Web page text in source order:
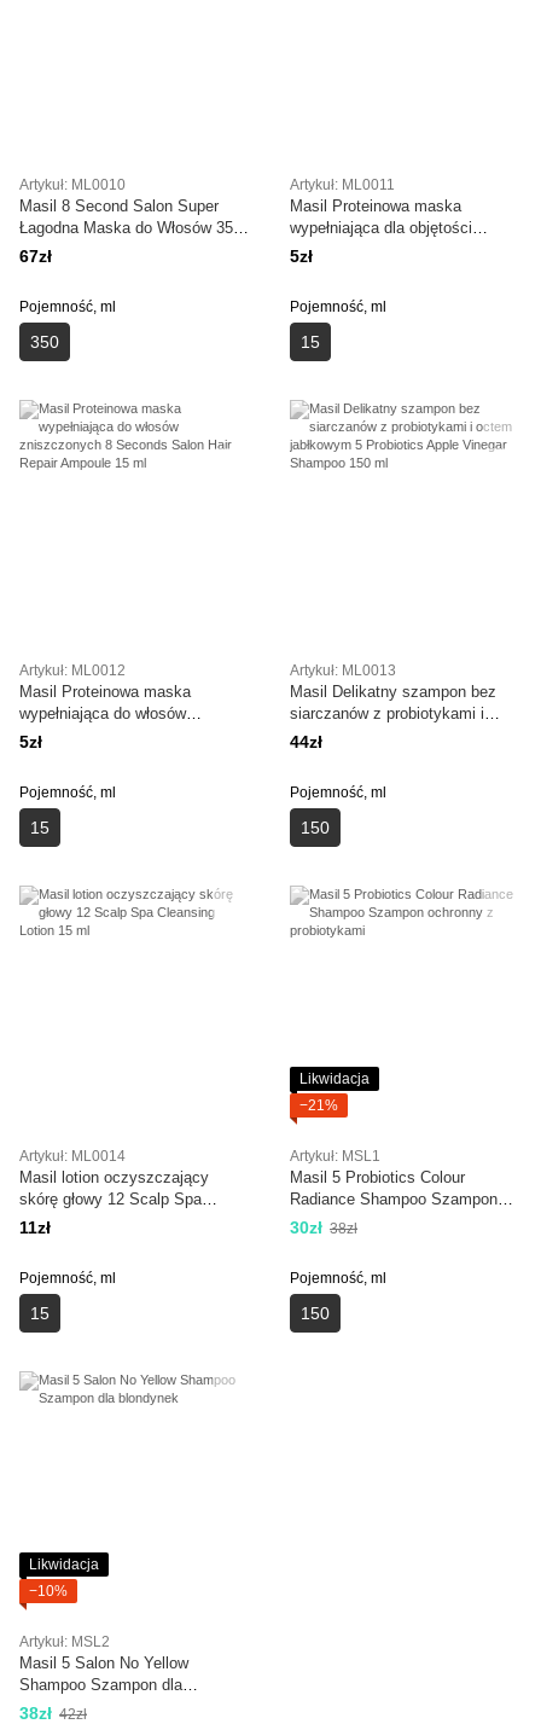
Artykuł: ML0010
Masil 8 Second Salon Super
Łagodna Maska do Włosów 350
ml
67zł
Pojemność, ml
350
Artykuł: ML0011
Masil Proteinowa maska
wypełniająca dla objętości
włosów 8 Seconds Salon Hair
5zł
Pojemność, ml
15
Artykuł: ML0012
Masil Proteinowa maska
wypełniająca do włosów
zniszczonych 8 Seconds Salon
5zł
Pojemność, ml
15
Artykuł: ML0013
Masil Delikatny szampon bez
siarczanów z probiotykami i
octem jabłkowym 5 Probiotics
44zł
Pojemność, ml
150
Artykuł: ML0014
Masil lotion oczyszczający
skórę głowy 12 Scalp Spa
Cleansing Lotion 15 ml
11zł
Pojemność, ml
15
Likwidacja
−21%
Artykuł: MSL1
Masil 5 Probiotics Colour
Radiance Shampoo Szampon
ochronny z probiotykami
30zł 38zł
Pojemność, ml
150
Likwidacja
−10%
Artykuł: MSL2
Masil 5 Salon No Yellow
Shampoo Szampon dla
blondynek
38zł 42zł